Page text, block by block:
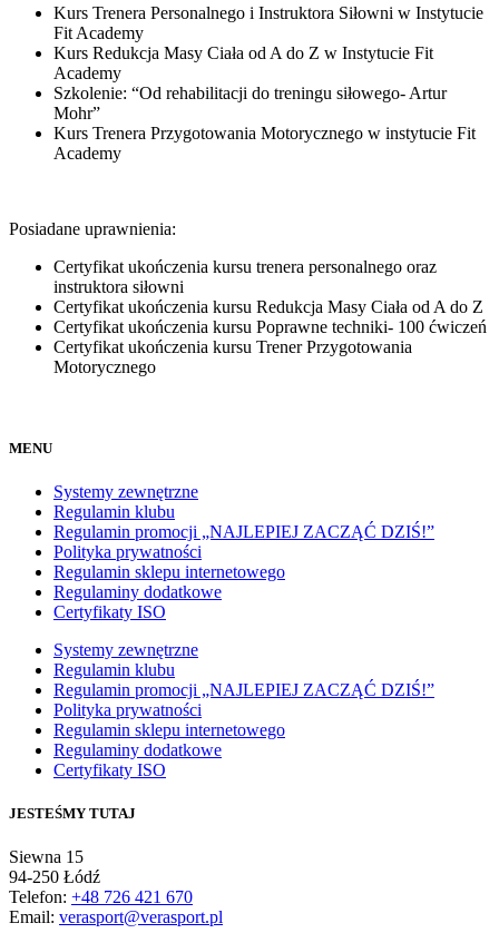
Kurs Trenera Personalnego i Instruktora Siłowni w Instytucie
Fit Academy
Kurs Redukcja Masy Ciała od A do Z w Instytucie Fit
Academy
Szkolenie: “Od rehabilitacji do treningu siłowego- Artur
Mohr”
Kurs Trenera Przygotowania Motorycznego w instytucie Fit
Academy
Posiadane uprawnienia:
Certyfikat ukończenia kursu trenera personalnego oraz
instruktora siłowni
Certyfikat ukończenia kursu Redukcja Masy Ciała od A do Z
Certyfikat ukończenia kursu Poprawne techniki- 100 ćwiczeń
Certyfikat ukończenia kursu Trener Przygotowania
Motorycznego
MENU
Systemy zewnętrzne
Regulamin klubu
Regulamin promocji „NAJLEPIEJ ZACZĄĆ DZIŚ!”
Polityka prywatności
Regulamin sklepu internetowego
Regulaminy dodatkowe
Certyfikaty ISO
Systemy zewnętrzne
Regulamin klubu
Regulamin promocji „NAJLEPIEJ ZACZĄĆ DZIŚ!”
Polityka prywatności
Regulamin sklepu internetowego
Regulaminy dodatkowe
Certyfikaty ISO
JESTEŚMY TUTAJ
Siewna 15
94-250 Łódź
Telefon: +48 726 421 670
Email: verasport@verasport.pl